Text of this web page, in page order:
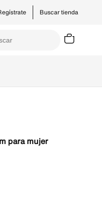
Buscar tienda
para mujer